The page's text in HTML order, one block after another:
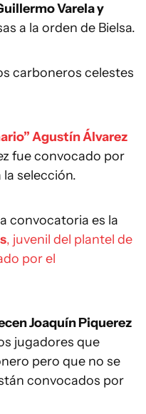
Varela y
a la orden de Bielsa.
carboneros celestes
Agustín Álvarez
fue convocado por
la selección.
convocatoria es la
, juvenil del plantel de
por el
Joaquín Piquerez
jugadores que
pero que no se
convocados por